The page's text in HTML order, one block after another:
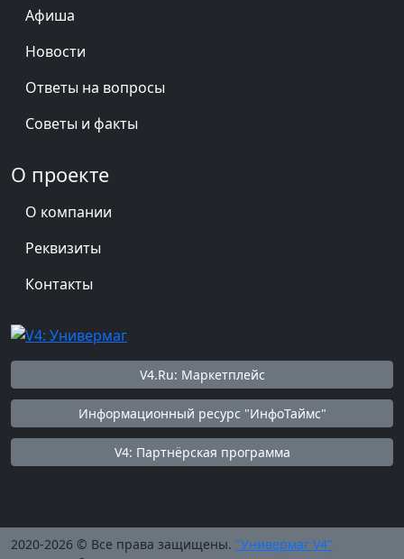
Афиша
Новости
Ответы на вопросы
Советы и факты
О проекте
О компании
Реквизиты
Контакты
V4.Ru: Маркетплейс
Информационный ресурс "ИнфоТаймс"
V4: Партнёрская программа
2020-2026 © Все права защищены. "Универмаг V4"